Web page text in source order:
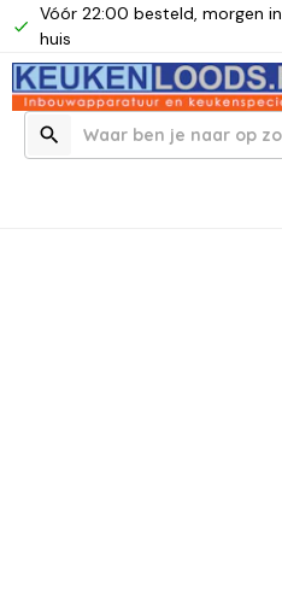
Vóór 22:00 besteld, morgen in
huis